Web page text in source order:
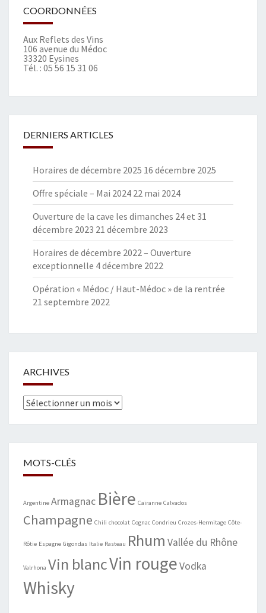
COORDONNÉES
Aux Reflets des Vins
106 avenue du Médoc
33320 Eysines
Tél. : 05 56 15 31 06
DERNIERS ARTICLES
Horaires de décembre 2025 16 décembre 2025
Offre spéciale – Mai 2024 22 mai 2024
Ouverture de la cave les dimanches 24 et 31
décembre 2023 21 décembre 2023
Horaires de décembre 2022 – Ouverture
exceptionnelle 4 décembre 2022
Opération « Médoc / Haut-Médoc » de la rentrée
21 septembre 2022
ARCHIVES
Archives
MOTS-CLÉS
Argentine Armagnac Bière Cairanne Calvados
Champagne Chili chocolat Cognac Condrieu Crozes-Hermitage Côte-
Rôtie Espagne Gigondas Italie Rasteau Rhum Vallée du Rhône
Valrhona Vin blancVin rougeVodka
Whisky